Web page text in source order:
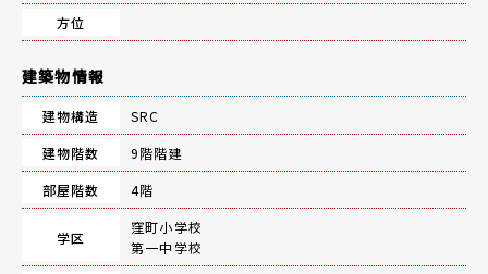
方位
建築物情報
建物構造
SRC
建物階数
9階階建
部屋階数
4階
学区
窪町小学校
第一中学校